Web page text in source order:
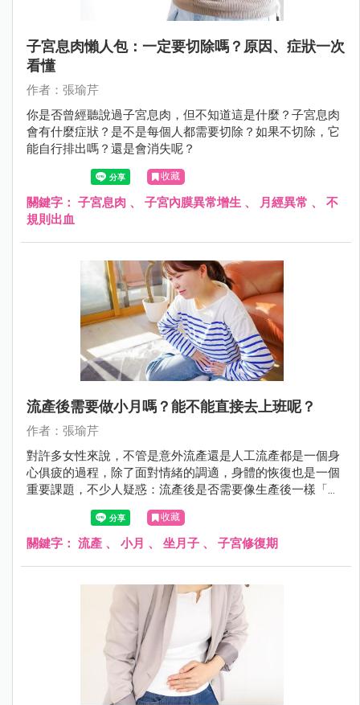
子宮息肉懶人包：一定要切除嗎？原因、症狀一次
看懂
作者：張瑜芹
你是否曾經聽說過子宮息肉，但不知道這是什麼？子宮息肉
會有什麼症狀？是不是每個人都需要切除？如果不切除，它
能自行排出嗎？還是會消失呢？
收藏
關鍵字： 子宮息肉 、 子宮內膜異常增生 、 月經異常 、 不
規則出血
流產後需要做小月嗎？能不能直接去上班呢？
作者：張瑜芹
對許多女性來說，不管是意外流產還是人工流產都是一個身
心俱疲的過程，除了面對情緒的調適，身體的恢復也是一個
重要課題，不少人疑惑：流產後是否需要像生產後一樣「坐
月子」？還是可以無縫接軌地回到工作崗位呢？今天瑜芹醫
師來幫大家解答這些問題！收藏
關鍵字： 流產 、 小月 、 坐月子 、 子宮修復期